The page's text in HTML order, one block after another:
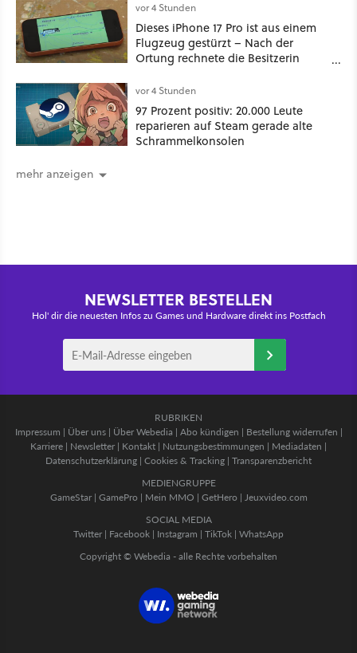
vor 4 Stunden
Dieses iPhone 17 Pro ist aus einem
Flugzeug gestürzt – Nach der
Ortung rechnete die Besitzerin
vorzufinden
vor 4 Stunden
97 Prozent positiv: 20.000 Leute
reparieren auf Steam gerade alte
Schrammelkonsolen
mehr anzeigen
NEWSLETTER BESTELLEN
Hol' dir die neuesten Infos zu Games und Hardware direkt ins Postfach
RUBRIKEN
Impressum | Über uns| Über Webedia | Abo kündigen | Bestellung widerrufen |
Karriere | Newsletter | Kontakt | Nutzungsbestimmungen | Mediadaten |
Datenschutzerklärung | Cookies & Tracking | Transparenzbericht
MEDIENGRUPPE
GameStar| GamePro | Mein MMO | GetHero | Jeuxvideo.com
SOCIAL MEDIA
Twitter | Facebook | Instagram | TikTok | WhatsApp
Copyright © Webedia - alle Rechte vorbehalten